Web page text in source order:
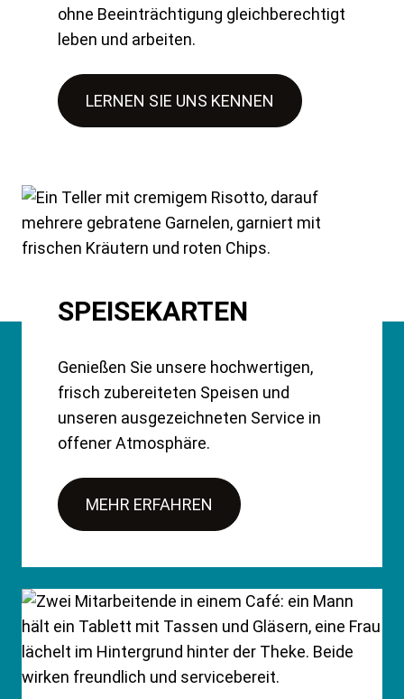
ohne Beeinträchtigung gleichberechtigt
leben und arbeiten.
LERNEN SIE UNS KENNEN
SPEISEKARTEN
Genießen Sie unsere hochwertigen,
frisch zubereiteten Speisen und
unseren ausgezeichneten Service in
offener Atmosphäre.
MEHR ERFAHREN